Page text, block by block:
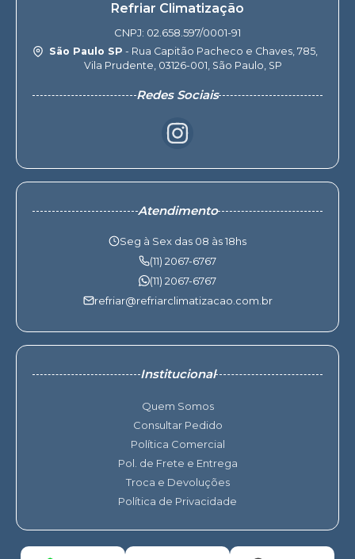
Refriar Climatização
CNPJ: 02.658.597/0001-91
São Paulo SP - Rua Capitão Pacheco e Chaves, 785,
Vila Prudente, 03126-001, São Paulo, SP
Redes Sociais
Atendimento
Seg à Sex das 08 às 18hs
(11) 2067-6767
(11) 2067-6767
refriar@refriarclimatizacao.com.br
Institucional
Quem Somos
Consultar Pedido
Política Comercial
Pol. de Frete e Entrega
Troca e Devoluções
Política de Privacidade